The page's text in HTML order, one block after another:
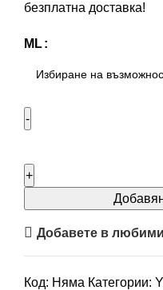
безплатна доставка!
ML
Добавете в любими
Код: Няма Категории: